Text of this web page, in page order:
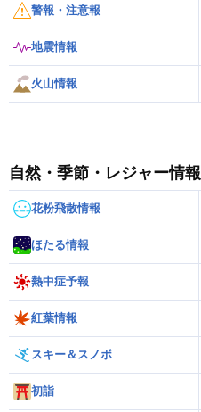
警報・注意報
地震情報
火山情報
自然・季節・レジャー情報
花粉飛散情報
ほたる情報
熱中症予報
紅葉情報
スキー＆スノボ
初詣